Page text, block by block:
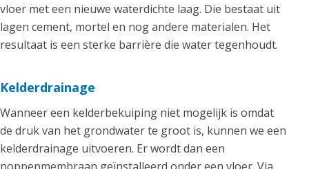
vloer met een nieuwe waterdichte laag. Die bestaat uit
lagen cement, mortel en nog andere materialen. Het
resultaat is een sterke barrière die water tegenhoudt.
Kelderdrainage
Wanneer een kelderbekuiping niet mogelijk is omdat
de druk van het grondwater te groot is, kunnen we een
kelderdrainage uitvoeren. Er wordt dan een